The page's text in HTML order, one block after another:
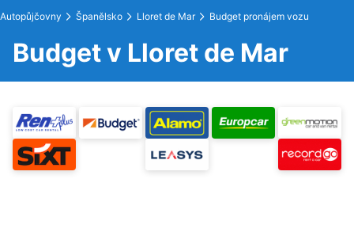
Autopůjčovny Španělsko Lloret de Mar Budget pronájem vozu
Budget v Lloret de Mar